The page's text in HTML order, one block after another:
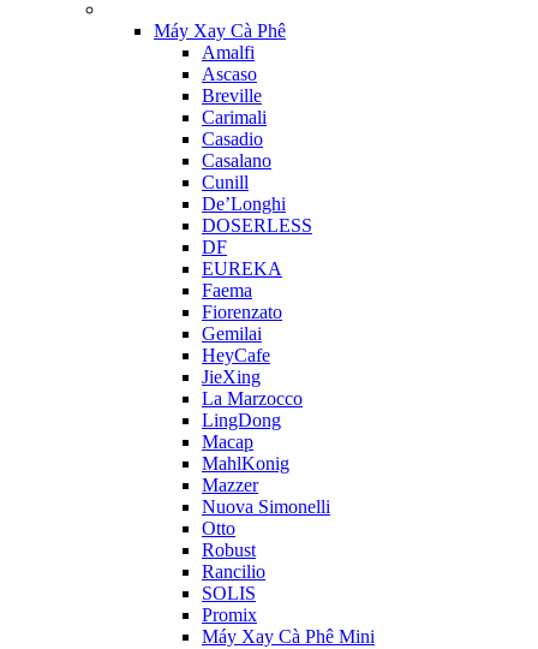
Máy Xay Cà Phê
Amalfi
Ascaso
Breville
Carimali
Casadio
Casalano
Cunill
De’Longhi
DOSERLESS
DF
EUREKA
Faema
Fiorenzato
Gemilai
HeyCafe
JieXing
La Marzocco
LingDong
Macap
MahlKonig
Mazzer
Nuova Simonelli
Otto
Robust
Rancilio
SOLIS
Promix
Máy Xay Cà Phê Mini